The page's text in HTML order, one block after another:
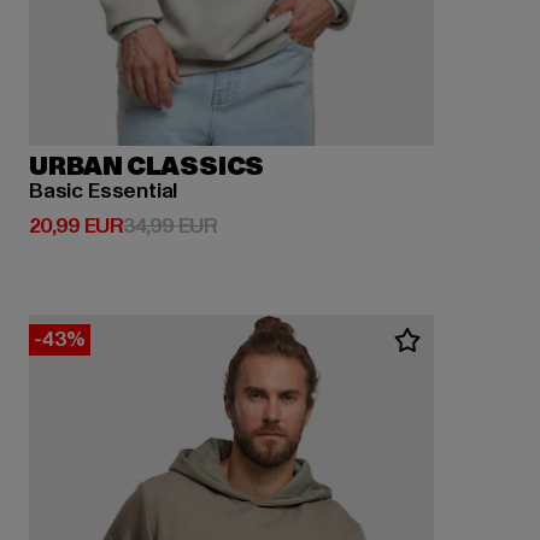
URBAN CLASSICS
Basic Essential
20,99 EUR
Derzeitiger Preis: 20,99 EUR
34,99 EURAktionspreis: 34,99 EUR
-43%